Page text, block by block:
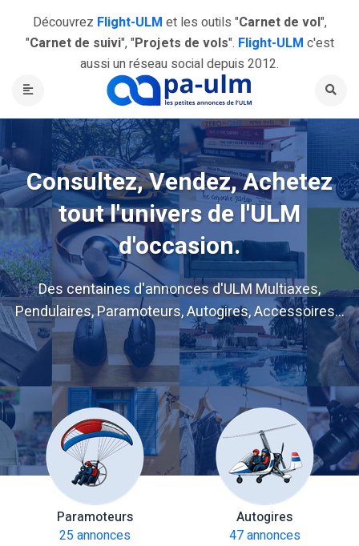
Découvrez Flight-ULM et les outils "Carnet de vol",
"Carnet de suivi", "Projets de vols". Flight-ULM c'est
aussi un réseau social depuis 2012.
Consultez, Vendez, Achetez
tout l'univers de l'ULM
d'occasion.
Des centaines d'annonces d'ULM Multiaxes,
Pendulaires, Paramoteurs, Autogires, Accessoires...
Paramoteurs
25 annonces
Autogires
47 annonces